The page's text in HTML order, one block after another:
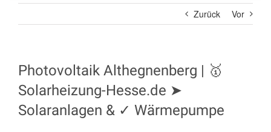
Zurück Vor
Photovoltaik Althegnenberg | 🥇
Solarheizung-Hesse.de ➤
Solaranlagen & ✓ Wärmepumpe